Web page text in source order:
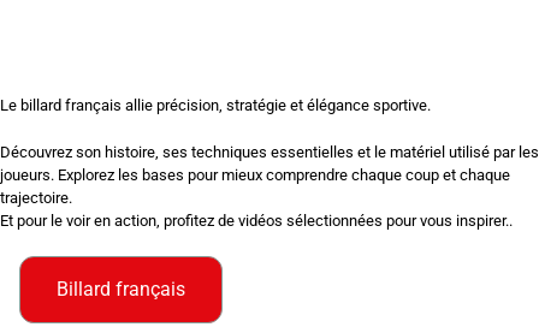
Le billard français allie précision, stratégie et élégance sportive.
Découvrez son histoire, ses techniques essentielles et le matériel utilisé par les
joueurs. Explorez les bases pour mieux comprendre chaque coup et chaque
trajectoire.
Et pour le voir en action, profitez de vidéos sélectionnées pour vous inspirer..
Billard français